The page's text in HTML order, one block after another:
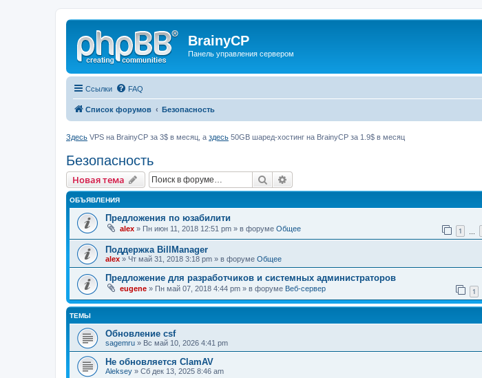
BrainyCP
Панель управления сервером
Ссылки FAQ
Список форумов Безопасность
Здесь VPS на BrainyCP за 3$ в месяц, а здесь 50GB шаред-хостинг на BrainyCP за 1.9$ в месяц
Безопасность
Новая тема Поиск
ОБЪЯВЛЕНИЯ
Предложения по юзабилити
alex » Пн июн 11, 2018 12:51 pm » в форуме Общее 1
Поддержка BillManager
alex » Чт май 31, 2018 3:18 pm » в форуме Общее
Предложение для разработчиков и системных администраторов
eugene » Пн май 07, 2018 4:44 pm » в форуме Веб-сервер 1
ТЕМЫ
Обновление csf
sagemru » Вс май 10, 2026 4:41 pm
Не обновляется ClamAV
Aleksey » Сб дек 13, 2025 8:46 am